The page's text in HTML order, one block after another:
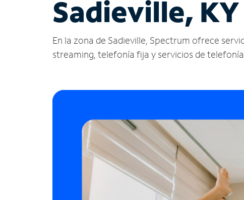
Sadieville, KY
En la zona de Sadieville, Spectrum ofrece
streaming, telefonía fija y servicios de